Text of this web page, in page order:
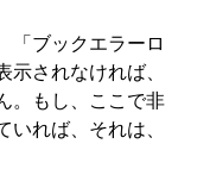
「ブックエラーロ
示されなければ、
。もし、ここで非
いれば、それは、